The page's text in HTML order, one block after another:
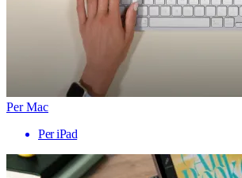
Per Mac
Per iPad